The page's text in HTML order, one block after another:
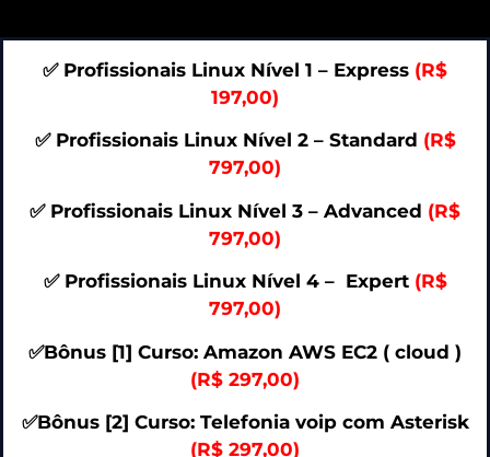
✅ Profissionais Linux Nível 1 – Express (R$
197,00)
✅ Profissionais Linux Nível 2 – Standard (R$
797,00)
✅ Profissionais Linux Nível 3 – Advanced (R$
797,00)
✅ Profissionais Linux Nível 4 – Expert(R$
797,00)
✅Bônus [1] Curso: Amazon AWS EC2 ( cloud )
(R$ 297,00)
✅Bônus [2] Curso: Telefonia voip com Asterisk
(R$ 297,00)